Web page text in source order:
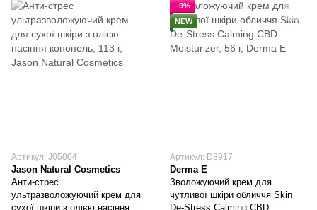
Артикул: J05004
Jason Natural Cosmetics
Анти-стрес
ультразволожуючий крем для
сухої шкіри з олією насіння
−9%
NEW
Артикул: D8917
Derma E
Зволожуючий крем для
чутливої шкіри обличчя Skin
De-Stress Calming CBD